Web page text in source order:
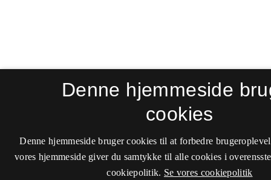
Denne hjemmeside
cookies
Denne hjemmeside bruger cookies til at forbedre
vores hjemmeside giver du samtykke til alle cookies i
cookiepolitik. Se vores cookiepolitik